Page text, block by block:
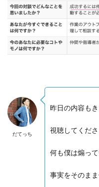
だてっち
昨日の内容も
視聴してくだ
何も僕は煽っ
事実をそのまま